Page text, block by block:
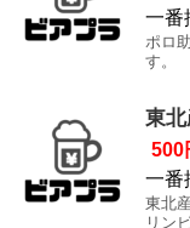
一番
ポロ
す。
東
500
一番
東北
リン